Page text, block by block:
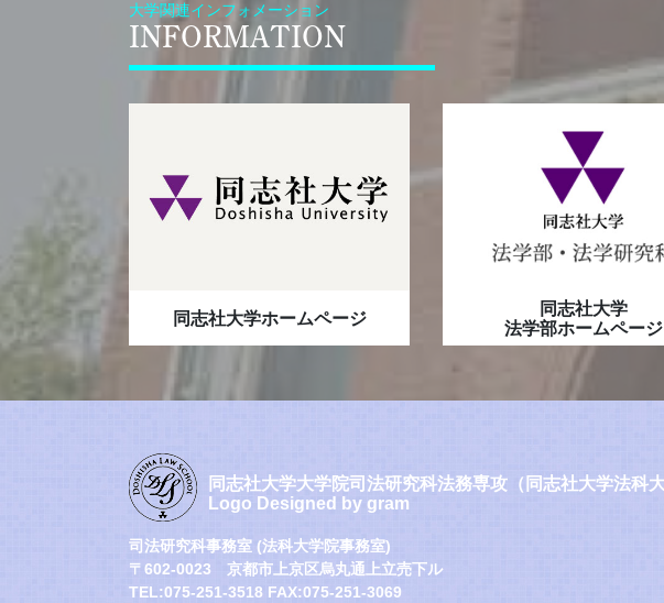
大学関連インフォメーション
INFORMATION
同志社大学ホームページ
同志社大学
法学部ホームページ
同志社大学大学院司法研究科法務専攻（同志社大学法科大
Logo Designed by gram
司法研究科事務室 (法科大学院事務室)
〒602-0023 京都市上京区烏丸通上立売下ル
TEL:075-251-3518 FAX:075-251-3069